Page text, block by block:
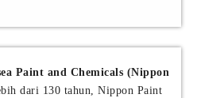
Paint and Chemicals (Nippon
dari 130 tahun, Nippon Paint